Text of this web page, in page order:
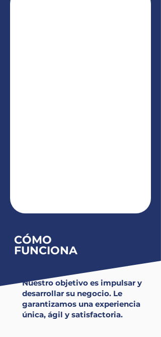
CÓMO
FUNCIONA
Nuestro objetivo es impulsar y
desarrollar su negocio. Le
garantizamos una experiencia
única, ágil y satisfactoria.